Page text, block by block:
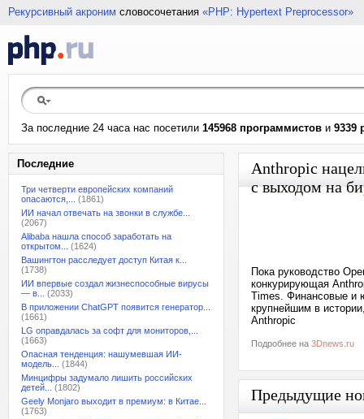
Рекурсивный акроним словосочетания «PHP: Hypertext Preprocessor»
За последние 24 часа нас посетили 145968 программистов и 9339
Последние
Три четверти европейских компаний
опасаются,...
(1861)
ИИ начал отвечать на звонки в службе...
(2067)
Alibaba нашла способ заработать на
открытом...
(1624)
Вашингтон расследует доступ Китая к...
(1738)
ИИ впервые создал жизнеспособные вирусы
— в...
(2033)
В приложении ChatGPT появится генератор...
(1661)
LG оправдалась за софт для мониторов,...
(1663)
Опасная тенденция: нашумевшая ИИ-
модель...
(1844)
Минцифры задумало лишить российских
детей...
(1802)
Geely Monjaro выходит в премиум: в Китае...
(1763)
Anthropic
с выходом на
Пока руководство
конкурирующая
Times. Финансовые и
крупнейшим в
Anthropic
Подробнее на 3Dnews.ru
Предыдущие